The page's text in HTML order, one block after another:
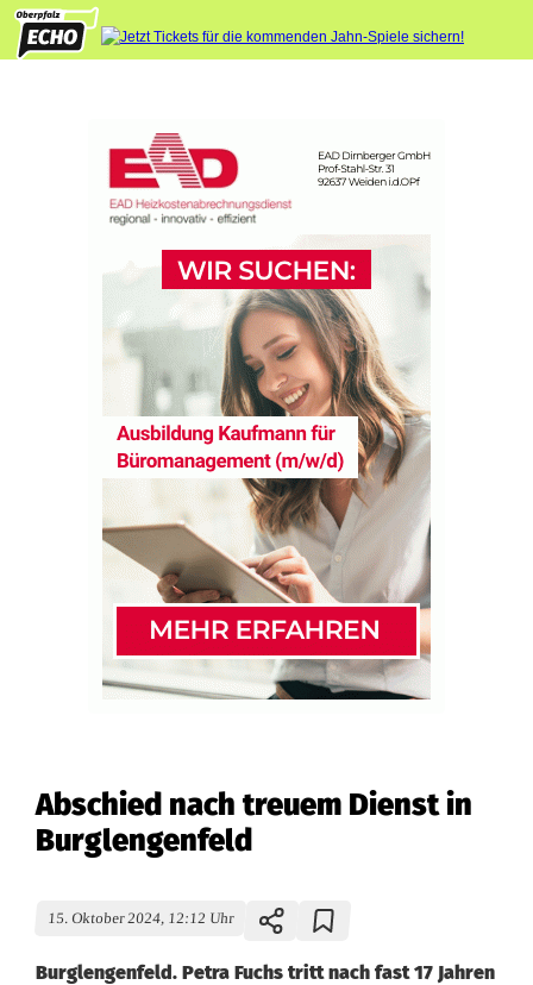
Abschied nach treuem Dienst in
Burglengenfeld
15. Oktober 2024, 12:12 Uhr
Burglengenfeld. Petra Fuchs tritt nach fast 17 Jahren